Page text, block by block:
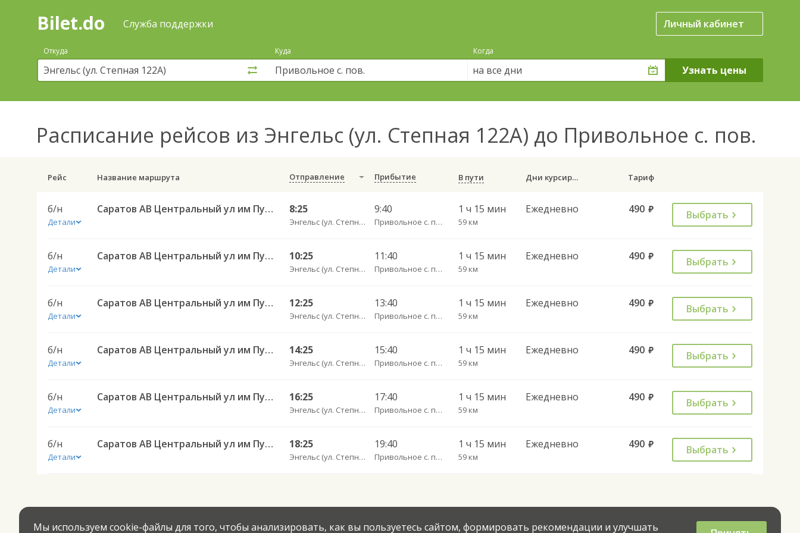
Поиск
покупка
билетов
автобус
онлайн
Bilet.do Служба поддержки Личный кабинет
Откуда Куда Когда
на все дни
Расписание рейсов из Энгельс (ул. Степная 122А) до Привольное с. пов.
Рейс Название маршрута Отправление Прибытие В пути Дни курсирования Тариф
б/н
Детали
Саратов АВ Центральный ул им Пугачева 179 А — Старая Полтавка 8:25
Энгельс (ул. Степная 122А)
9:40
Привольное с. пов.
1 ч 15 мин
59 км
Ежедневно 490 руб. Выбрать
б/н
Детали
Саратов АВ Центральный ул им Пугачева 179 А — Старая Полтавка 10:25
Энгельс (ул. Степная 122А)
11:40
Привольное с. пов.
1 ч 15 мин
59 км
Ежедневно 490 руб. Выбрать
б/н
Детали
Саратов АВ Центральный ул им Пугачева 179 А — Старая Полтавка 12:25
Энгельс (ул. Степная 122А)
13:40
Привольное с. пов.
1 ч 15 мин
59 км
Ежедневно 490 руб. Выбрать
б/н
Детали
Саратов АВ Центральный ул им Пугачева 179 А — Палласовка 14:25
Энгельс (ул. Степная 122А)
15:40
Привольное с. пов.
1 ч 15 мин
59 км
Ежедневно 490 руб. Выбрать
б/н
Детали
Саратов АВ Центральный ул им Пугачева 179 А — Старая Полтавка 16:25
Энгельс (ул. Степная 122А)
17:40
Привольное с. пов.
1 ч 15 мин
59 км
Ежедневно 490 руб. Выбрать
б/н
Детали
Саратов АВ Центральный ул им Пугачева 179 А — Старая Полтавка 18:25
Энгельс (ул. Степная 122А)
19:40
Привольное с. пов.
1 ч 15 мин
59 км
Ежедневно 490 руб. Выбрать
Мы используем cookie-файлы для того, чтобы анализировать, как вы пользуетесь сайтом, формировать рекомендации и улучшать